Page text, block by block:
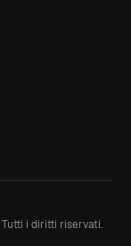
Tutti i diritti riservati.